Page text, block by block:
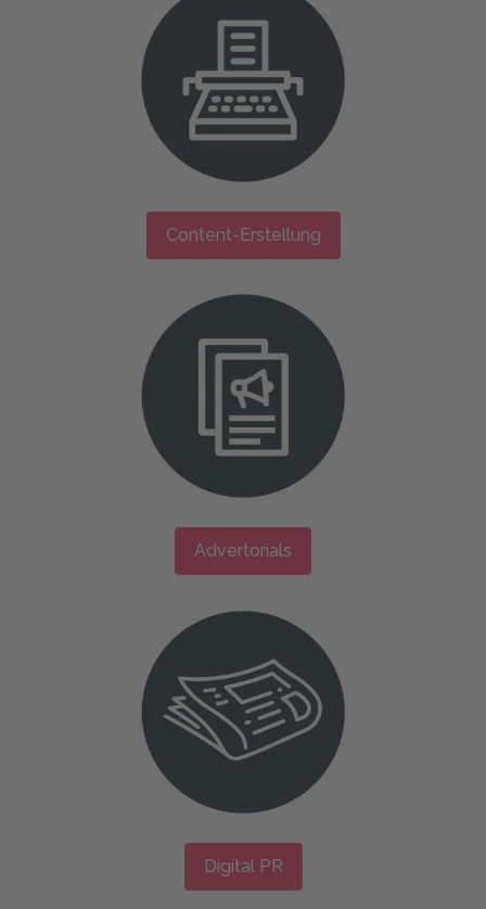
Content-Erstellung
Advertorials
Digital PR